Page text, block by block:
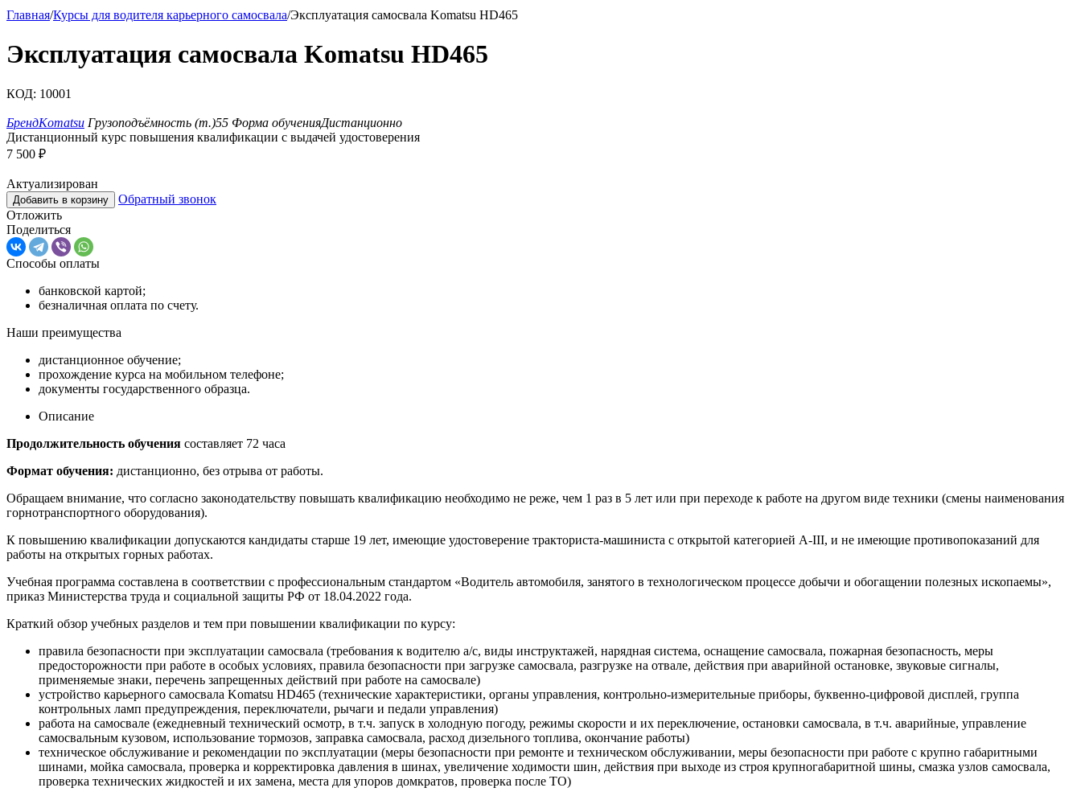
Главная/Курсы для водителя карьерного самосвала/Эксплуатация самосвала Komatsu HD465
Эксплуатация самосвала Komatsu HD465
КОД: 10001
БрендKomatsu Грузоподъёмность (т.)55 Форма обученияДистанционно
Дистанционный курс повышения квалификации с выдачей удостоверения
7 500 ₽
Актуализирован
Добавить в корзину
Обратный звонок
Отложить
Поделиться
Способы оплаты
банковской картой;
безналичная оплата по счету.
Наши преимущества
дистанционное обучение;
прохождение курса на мобильном телефоне;
документы государственного образца.
Описание
Продолжительность обучения составляет 72 часа
Формат обучения: дистанционно, без отрыва от работы.
Обращаем внимание, что согласно законодательству повышать квалификацию необходимо не реже, чем 1 раз в 5 лет или при переходе к работе на другом виде техники (смены наименования
горнотранспортного оборудования).
К повышению квалификации допускаются кандидаты старше 19 лет, имеющие удостоверение тракториста-машиниста с открытой категорией A-III, и не имеющие противопоказаний для
работы на открытых горных работах.
Учебная программа составлена в соответствии с профессиональным стандартом «Водитель автомобиля, занятого в технологическом процессе добычи и обогащении полезных ископаемы»,
приказ Министерства труда и социальной защиты РФ от 18.04.2022 года.
Краткий обзор учебных разделов и тем при повышении квалификации по курсу:
правила безопасности при эксплуатации самосвала (требования к водителю а/с, виды инструктажей, нарядная система, оснащение самосвала, пожарная безопасность, меры
предосторожности при работе в особых условиях, правила безопасности при загрузке самосвала, разгрузке на отвале, действия при аварийной остановке, звуковые сигналы,
применяемые знаки, перечень запрещенных действий при работе на самосвале)
устройство карьерного самосвала Komatsu HD465 (технические характеристики, органы управления, контрольно-измерительные приборы, буквенно-цифровой дисплей, группа
контрольных ламп предупреждения, переключатели, рычаги и педали управления)
работа на самосвале (ежедневный технический осмотр, в т.ч. запуск в холодную погоду, режимы скорости и их переключение, остановки самосвала, в т.ч. аварийные, управление
самосвальным кузовом, использование тормозов, заправка самосвала, расход дизельного топлива, окончание работы)
техническое обслуживание и рекомендации по эксплуатации (меры безопасности при ремонте и техническом обслуживании, меры безопасности при работе с крупно габаритными
шинами, мойка самосвала, проверка и корректировка давления в шинах, увеличение ходимости шин, действия при выходе из строя крупногабаритной шины, смазка узлов самосвала,
проверка технических жидкостей и их замена, места для упоров домкратов, проверка после ТО)